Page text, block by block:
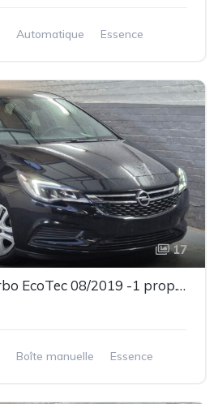
Automatique Essence
17
Opel Astra 1.0 Turbo EcoTec 08/2019 -1 prop.- Très bel état- Garantie
Boîte manuelle Essence